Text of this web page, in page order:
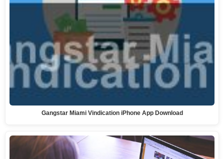
Gangstar Miami Vindication iPhone App Download